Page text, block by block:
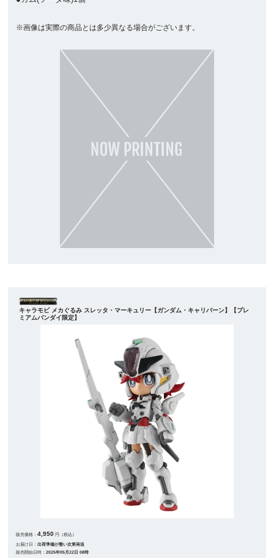
※画像は実際の商品とは多少異なる場合がございます。
キャラモビ メカぐるみ スレッタ・マーキュリー【ガンダム・キャリバーン】【プレ
ミアムバンダイ限定】
販売価格：4,950 円（税込）
お届け日：出荷準備が整い次第発送
販売開始日時：2025年05月22日 08時